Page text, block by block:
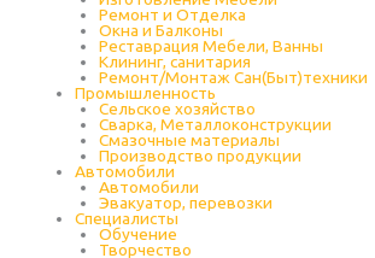
Ремонт и Отделка
Окна и Балконы
Реставрация Мебели, Ванны
Клининг, санитария
Ремонт/Монтаж Сан(Быт)техники
Промышленность
Cельское хозяйство
Сварка, Металлоконструкции
Cмазочные материалы
Производство продукции
Автомобили
Автомобили
Эвакуатор, перевозки
Специалисты
Обучение
Творчество